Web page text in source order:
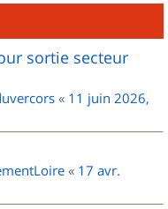
sortie secteur
« 11 juin 2026,
« 17 avr.